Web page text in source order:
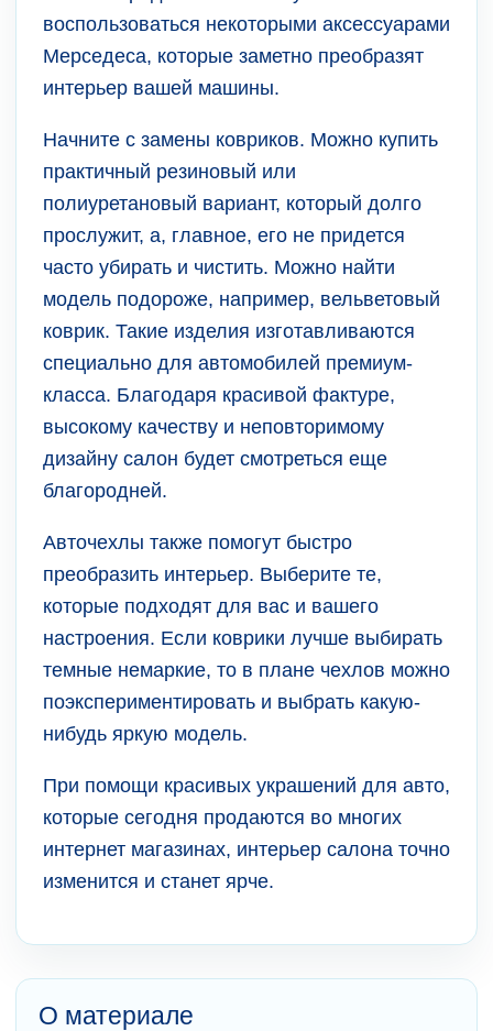
воспользоваться некоторыми аксессуарами
Мерседеса, которые заметно преобразят
интерьер вашей машины.
Начните с замены ковриков. Можно купить
практичный резиновый или
полиуретановый вариант, который долго
прослужит, а, главное, его не придется
часто убирать и чистить. Можно найти
модель подороже, например, вельветовый
коврик. Такие изделия изготавливаются
специально для автомобилей премиум-
класса. Благодаря красивой фактуре,
высокому качеству и неповторимому
дизайну салон будет смотреться еще
благородней.
Авточехлы также помогут быстро
преобразить интерьер. Выберите те,
которые подходят для вас и вашего
настроения. Если коврики лучше выбирать
темные немаркие, то в плане чехлов можно
поэкспериментировать и выбрать какую-
нибудь яркую модель.
При помощи красивых украшений для авто,
которые сегодня продаются во многих
интернет магазинах, интерьер салона точно
изменится и станет ярче.
О материале